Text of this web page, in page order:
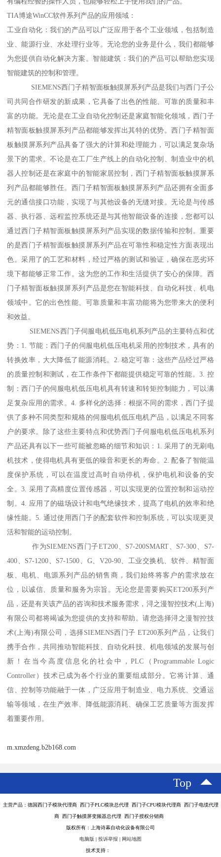
TIA博途WinCC软件系列产品的应用领域：
工业自动化：我们的产品可以广泛应用于各个工业领域，包括制造
业、能源行业、水处理行业等。无论您的业务是什么，我们都能够
为您提供自动化解决方案。智能建筑：我们的产品可以帮助您实现
智能建筑的控制和管理。
SIEMENS西门子精智面板触摸屏系列产品是我们与西门子公
司共同合作研发的新成果，它具备了出色的性能、可靠的质量和丰
富的功能。无论是在工业自动化控制还是家庭智能化领域，西门子
精智面板触摸屏系列产品都能够发挥出其特的优势。西门子精智面
板触摸屏系列产品具备了强大的计算和处理能力，可以满足复杂场
景下的需求。不论是在工厂生产线上的自动化控制、制造业中的机
器人控制还是在家庭中的智能家居控制，西门子精智面板触摸屏系
列产品都能够胜任。西门子精智面板触摸屏系列产品还拥有全面多
元的通信接口功能，实现了与其他设备的无缝对接。无论是与传感
器、执行器、远程监控系统还是与其他智能设备的连接，您都可以
通过西门子精智面板触摸屏系列产品实现的数据传输和控制。重要
的是西门子精智面板触摸屏系列产品在可靠性和稳定性方面表现出
色。采用了的工艺和材料，经过严格的测试和验证，确保在恶劣环
境下都能够正常工作。这为您的工作和生活提供了安心的保障。西
门子精智面板触摸屏系列产品是您在智能科技、自动化科技、机电
领域中。它的出色性能、可靠质量和丰富功能将为您带来大的便利
和效益。
SIEMENS西门子伺服电机低压电机系列产品的主要特点和优
势：1. 节能：西门子的伺服电机低压电机采用的控制技术，具有的
转换效率，大大降低了能源消耗。2. 稳定可靠：这些产品经过严格
的质量控制和测试，在工作条件下都能提供稳定可靠的性能。3. 控
制：西门子的伺服电机低压电机具有转速和转矩控制能力，可以满
足复杂应用的需求。4. 多样化的选择：根据不同的需求，西门子提
供了多种不同类型和规格的伺服电机低压电机产品，以满足不同客
户的要求。除了这些主要特点和优势西门子伺服电机低压电机系列
产品还具有以下一些可能被忽略的细节和知识：1. 采用了的无刷电
机技术，使得电机具有更低的噪音和更长的寿命。2. 配备了智能温
度保护系统，可以在温度过高时自动停机，保护电机和设备的安
全。3. 采用了高精度位置传感器，可以实现更的位置控制和运动控
制。4. 应用了的磁场设计和电气绝缘技术，提髙了电机的效率和绝
缘性能。5. 通过使用西门子的配套软件和控制系统，可以实现更灵
活和智能的运动控制。
作为SIEMENS西门子ET200、S7-200SMART、S7-300、S7-
400、S7-1200、S7-1500、G、V20-90、工业交换机、软件、精智面
板、电机、电源系列产品的销售商，我们始终将客户的需求放在
位，以诚信、质量和服务为宗旨。无论您是需要购买ET200系列产
品，还是有关该产品的咨询和技术服务需求，浔之漫智控技术(上海)
有限公司都将竭诚为您提供的支持和帮助。请您选择浔之漫智控技
术(上海)有限公司，选择SIEMENS西门子 ET200系列产品，让我们
携手合作，共同推动智能科技、自动化科技、机电领域的发展与创
新！在当今高度信息化的社会中，PLC（Programmable Logic
Controller）技术已成为各个行业的重要组成部分。它将计算、通
信、控制等功能融于一体，广泛应用于制造业、电力系统、交通运
输等领域，在生产效率、降低能源消耗、确保工艺质量等方面发挥
着重要作用。
m.xmzdeng.b2b168.com
Top
主营产品：德国西门子模块代理商 西门子PLC模块总代理 西门子CPU模块代理商 西门子电缆代理
商 西门子触摸屏变频器总代理 西门子授权分销商
版权所有：上海诗幕自动化设备有限公司
电脑版 | 投诉举报 | 网站地图
技术支持：